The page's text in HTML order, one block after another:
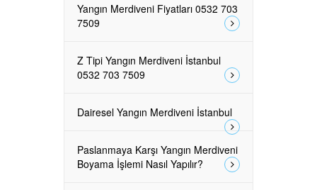
Yangın Merdiveni Fiyatları 0532 703
7509
Z Tipi Yangın Merdiveni İstanbul
0532 703 7509
Dairesel Yangın Merdiveni İstanbul
Paslanmaya Karşı Yangın Merdiveni
Boyama İşlemi Nasıl Yapılır?